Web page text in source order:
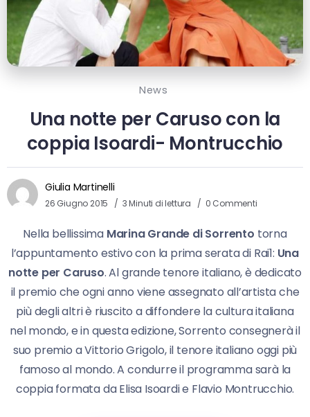
News
Una notte per Caruso con la
coppia Isoardi- Montrucchio
Giulia Martinelli
26 Giugno 2015 3 Minuti di lettura 0 Commenti
Nella bellissima Marina Grande di Sorrento torna
l’appuntamento estivo con la prima serata di Rai1: Una
notte per Caruso. Al grande tenore italiano, è dedicato
il premio che ogni anno viene assegnato all’artista che
più degli altri è riuscito a diffondere la cultura italiana
nel mondo, e in questa edizione, Sorrento consegnerà il
suo premio a Vittorio Grigolo, il tenore italiano oggi più
famoso al mondo. A condurre il programma sarà la
coppia formata da Elisa Isoardi e Flavio Montrucchio.